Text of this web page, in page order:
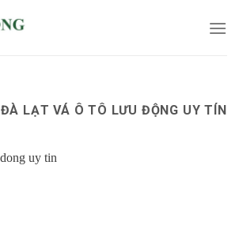
ĐÀ LẠT VÁ Ô TÔ LƯU ĐỘNG UY TÍN